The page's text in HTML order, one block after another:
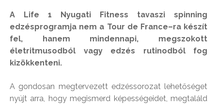
A Life 1 Nyugati Fitness tavaszi spinning
edzésprogramja nem a Tour de France–ra készít
fel, hanem mindennapi, megszokott
életritmusodból vagy edzés rutinodból fog
kizökkenteni.
A gondosan megtervezett edzéssorozat lehetőséget
nyújt arra, hogy megismerd képességeidet, megtaláld